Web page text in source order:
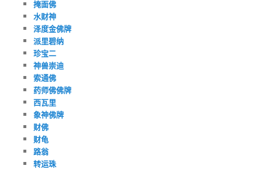
掩面佛
水财神
泽度金佛牌
派里碧纳
珍宝二
神兽崇迪
索通佛
药师佛佛牌
西瓦里
象神佛牌
财佛
财龟
路翁
转运珠